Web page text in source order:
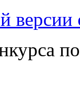
версии